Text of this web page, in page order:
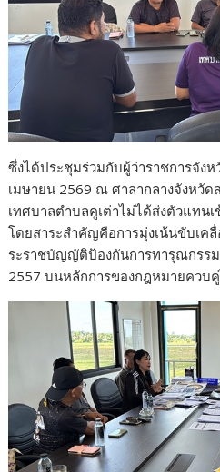
ซึ่งได้ประชุมร่วมกับผู้ว่าราชการจัง
เมษายน 2569 ณ ศาลากลางจังหวัด
เทศบาลตำบลคูเต่าไม่ได้ส่งตัวแทนเ
โดยสาระสำคัญคือการมุ่งเน้นขับเค
ระราชบัญญัติป้องกันการทารุณกรร
2557 บนหลักการของกฎหมายควบ